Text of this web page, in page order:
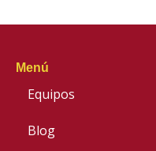
Menú
Equipos
Blog